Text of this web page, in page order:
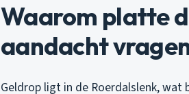
Waarom platte
aandacht
Geldrop ligt in de Roerdalslenk,